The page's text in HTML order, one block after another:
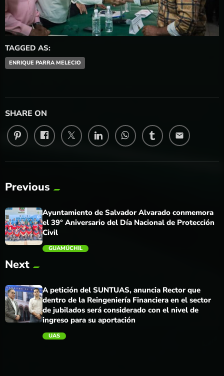
TAGGED AS:
ENRIQUE PARRA MELECIO
SHARE ON
email
Previous
Ayuntamiento de Salvador Alvarado conmemora
el 39° Aniversario del Día Nacional de Protección
Civil
GUAMÚCHIL
Next
A petición del SUNTUAS, anuncia Rector que
dentro de la Reingeniería Financiera en el sector
de jubilados será considerado con el nivel de
ingreso para su aportación
UAS